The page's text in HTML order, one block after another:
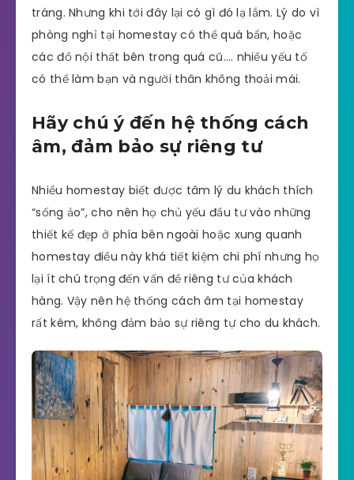
tráng. Nhưng khi tới đây lại có gì đó lạ lắm. Lý do vì
phòng nghỉ tại homestay có thể quá bẩn, hoặc
các đồ nội thất bên trong quá cũ…. nhiều yếu tố
có thể làm bạn và người thân không thoải mái.
Hãy chú ý đến hệ thống cách
âm, đảm bảo sự riêng tư
Nhiều homestay biết được tâm lý du khách thích
“sống ảo”, cho nên họ chủ yếu đầu tư vào những
thiết kế đẹp ở phía bên ngoài hoặc xung quanh
homestay điều này khá tiết kiệm chi phí nhưng họ
lại ít chú trọng đến vấn đề riêng tư của khách
hàng. Vậy nên hệ thống cách âm tại homestay
rất kém, không đảm bảo sự riêng tự cho du khách.